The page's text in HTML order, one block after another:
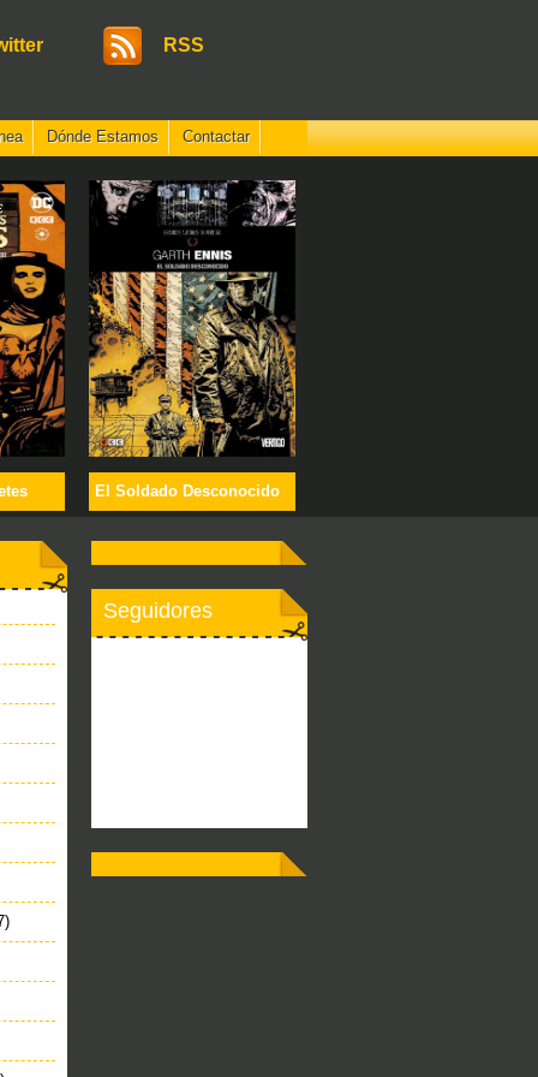
RSS
Dónde Estamos Contactar
El Soldado Desconocido
Seguidores